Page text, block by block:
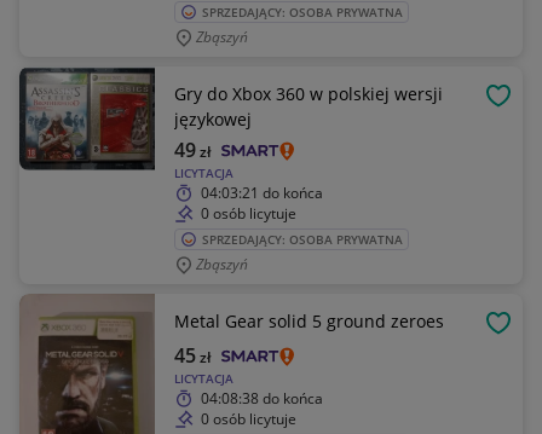
SPRZEDAJĄCY: OSOBA PRYWATNA
Zbąszyń
Gry do Xbox 360 w polskiej wersji
językowej
LICYTACJA
49zł
04:03:21 do końca
0 osób licytuje
SPRZEDAJĄCY: OSOBA PRYWATNA
Zbąszyń
Metal Gear solid 5 ground zeroes
LICYTACJA
45zł
04:08:38 do końca
0 osób licytuje